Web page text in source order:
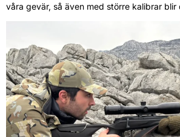
våra gevär, så även med större kalibrar